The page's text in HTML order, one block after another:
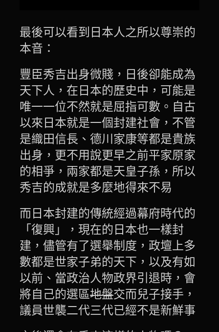
最後可以看到日本人之所以尊崇的
本音：
豐臣秀吉出身微賤，日後卻能成為
天下人，在日本的歷史中，可能是
唯一一位不然就是屈指可數。自古
以來日本就是一個封建社會，不管
是織田信長、德川家康等都是貴族
出身，更不用說更早之前平家原家
的相爭，兩家都是天皇子孫，所以
秀吉的成就是多麼地得來不易
而日本封建的傳統經過幕府時代的
「復興」，現在的日本也一樣封
建，儘管有了選舉制度，政壇上多
數都是世家子弟的天下，以及有如
以前、當政治人物政界引退時，會
將自己的選區地盤交而兒子接手，
議員世襲二代三代已經不是新鮮事